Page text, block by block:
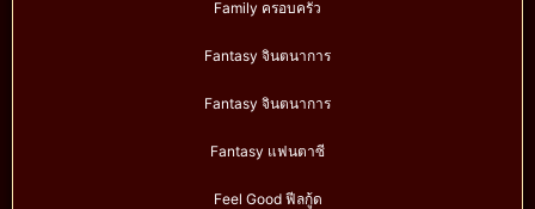
Family ครอบครัว
Fantasy จินตนาการ
Fantasy จินตนาการ
Fantasy แฟนตาซี
Feel Good ฟีลกู้ด